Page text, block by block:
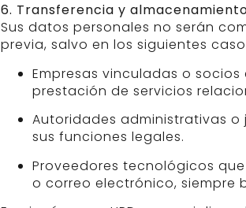
6. Transferencia y
Sus datos personales no serán
previa, salvo en los siguientes
Empresas vinculadas o
prestación de servicios
Autoridades administrativas
sus funciones legales.
Proveedores tecnológicos
o correo electrónico, siempre